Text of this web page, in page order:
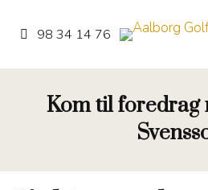
98 34 14 76
Kom til foredrag